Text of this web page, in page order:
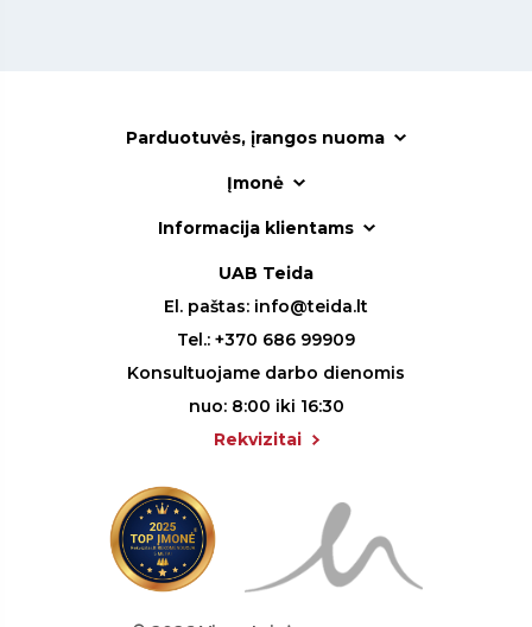
Parduotuvės, įrangos nuoma
Įmonė
Informacija klientams
UAB Teida
El. paštas: info@teida.lt
Tel.: +370 686 99909
Konsultuojame darbo dienomis
nuo: 8:00 iki 16:30
Rekvizitai